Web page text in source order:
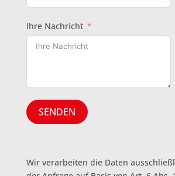
Ihre Nachricht
SENDEN
Wir verarbeiten die Daten